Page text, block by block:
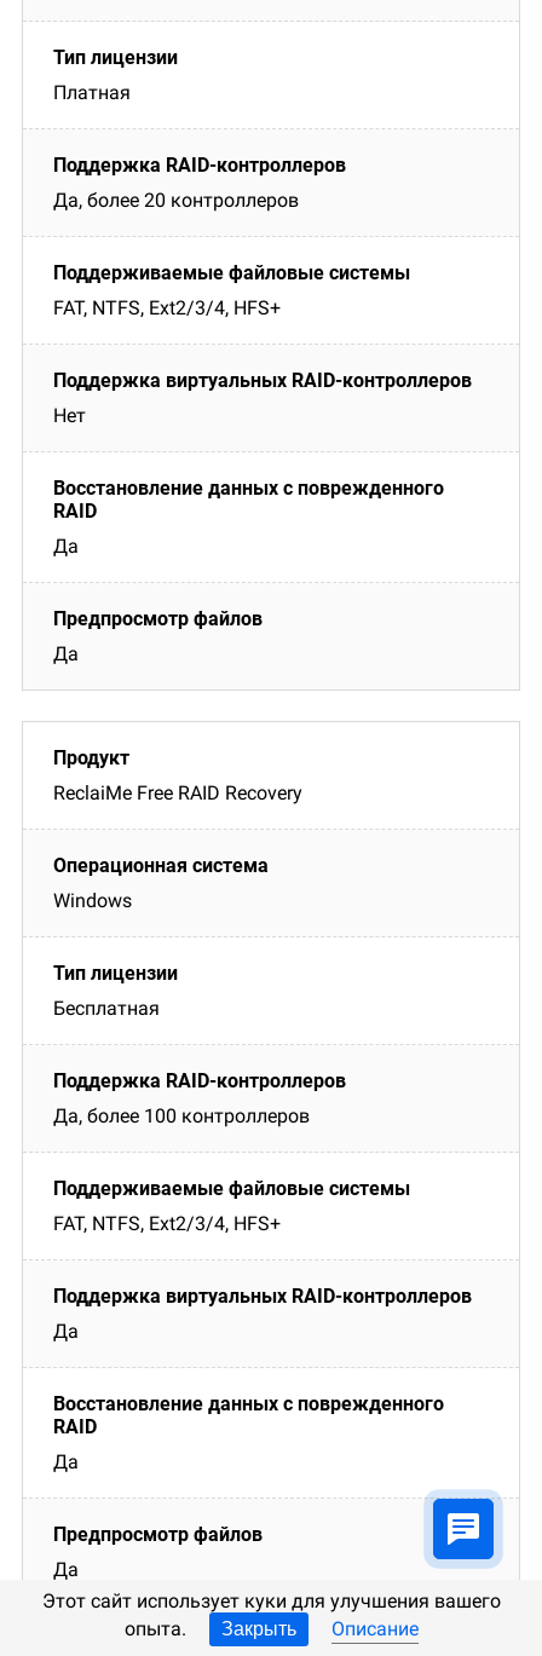
Платная
Да, более 20 контроллеров
FAT, NTFS, Ext2/3/4, HFS+
Нет
Да
Да
ReclaiMe Free RAID Recovery
Windows
Бесплатная
Да, более 100 контроллеров
FAT, NTFS, Ext2/3/4, HFS+
Да
Да
Да
Этот сайт использует куки для улучшения вашего
опыта.
Закрыть Описание